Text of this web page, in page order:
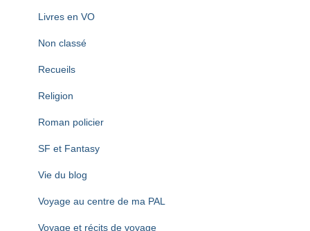
Livres en VO
Non classé
Recueils
Religion
Roman policier
SF et Fantasy
Vie du blog
Voyage au centre de ma PAL
Voyage et récits de voyage